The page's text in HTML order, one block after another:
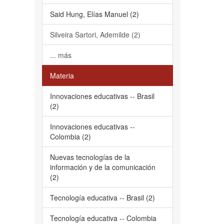
Said Hung, Elías Manuel (2)
Silveira Sartori, Ademilde (2)
... más
Materia
Innovaciones educativas -- Brasil
(2)
Innovaciones educativas --
Colombia (2)
Nuevas tecnologías de la
información y de la comunicación
(2)
Tecnología educativa -- Brasil (2)
Tecnología educativa -- Colombia